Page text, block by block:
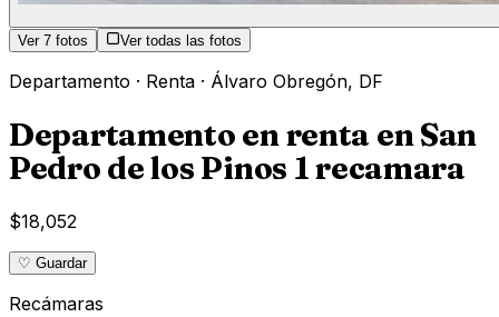
Ver 7 fotos Ver todas las fotos
Departamento · Renta · Álvaro Obregón, DF
Departamento en renta en San
Pedro de los Pinos 1 recamara
$18,052
♡ Guardar
Recámaras